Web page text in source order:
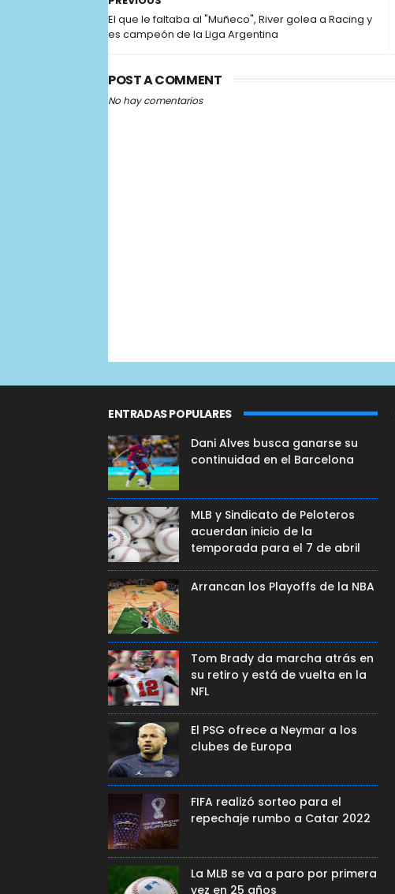
El que le faltaba al "Muñeco", River golea a Racing y
es campeón de la Liga Argentina
POST A COMMENT
No hay comentarios
ENTRADAS POPULARES
Dani Alves busca ganarse su
continuidad en el Barcelona
MLB y Sindicato de Peloteros
acuerdan inicio de la
temporada para el 7 de abril
Arrancan los Playoffs de la NBA
Tom Brady da marcha atrás en
su retiro y está de vuelta en la
NFL
El PSG ofrece a Neymar a los
clubes de Europa
FIFA realizó sorteo para el
repechaje rumbo a Catar 2022
La MLB se va a paro por primera
vez en 25 años